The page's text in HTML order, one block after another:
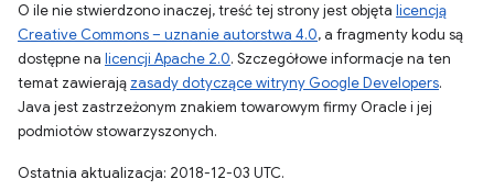
O ile nie stwierdzono inaczej, treść tej strony jest objęta licencją
Creative Commons – uznanie autorstwa 4.0, a fragmenty kodu są
dostępne na licencji Apache 2.0. Szczegółowe informacje na ten
temat zawierają zasady dotyczące witryny Google Developers.
Java jest zastrzeżonym znakiem towarowym firmy Oracle i jej
podmiotów stowarzyszonych.
Ostatnia aktualizacja: 2018-12-03 UTC.